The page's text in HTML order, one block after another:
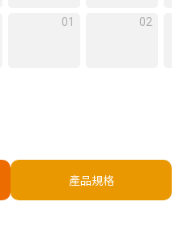
01 02
產品規格